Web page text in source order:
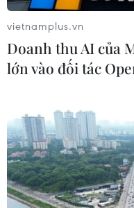
Sở hữu trí tuệ
RSS
Dịch vụ tin
Liên hệ
Giấy phép số: 1374/GP-
vietnamplus.vn
Doanh thu AI của
lớn vào đối tác